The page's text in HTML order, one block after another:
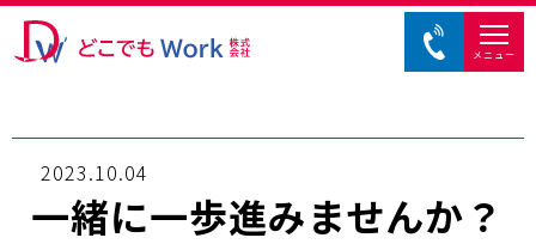
メニュー
2023.10.04
一緒に一歩進みませんか？